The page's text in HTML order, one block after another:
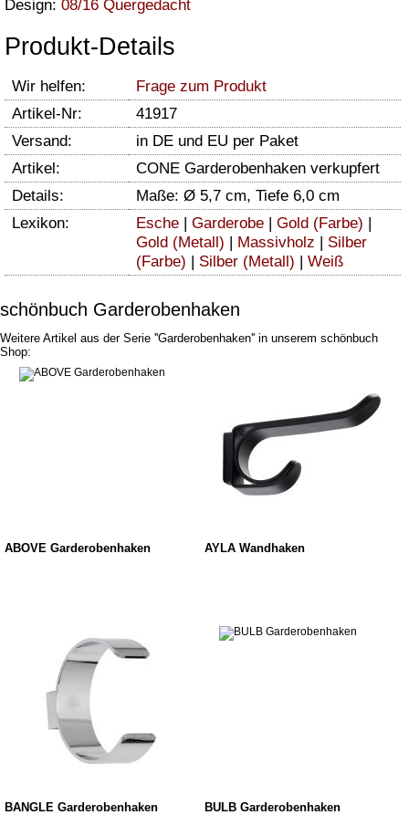
Design: 08/16 Quergedacht
Produkt-Details
Wir helfen:
Frage zum Produkt
Artikel-Nr:
41917
Versand:
in DE und EU per Paket
Artikel:
CONE Garderobenhaken verkupfert
Details:
Maße: Ø 5,7 cm, Tiefe 6,0 cm
Lexikon:
Esche | Garderobe | Gold (Farbe) |
Gold (Metall) | Massivholz | Silber
(Farbe) | Silber (Metall) | Weiß
schönbuch Garderobenhaken
Weitere Artikel aus der Serie ''Garderobenhaken'' in unserem schönbuch
Shop:
ABOVE Garderobenhaken AYLA Wandhaken
BANGLE Garderobenhaken BULB Garderobenhaken